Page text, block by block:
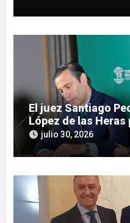
El juez Santiago
López de las
influencias en el
julio 30, 2026